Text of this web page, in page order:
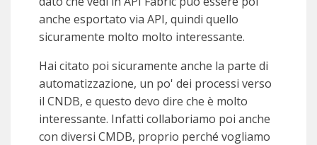
anche esportato via API, quindi quello
sicuramente molto molto interessante.
Hai citato poi sicuramente anche la parte di
automatizzazione, un po' dei processi verso
il CNDB, e questo devo dire che è molto
interessante. Infatti collaboriamo poi anche
con diversi CMDB, proprio perché vogliamo